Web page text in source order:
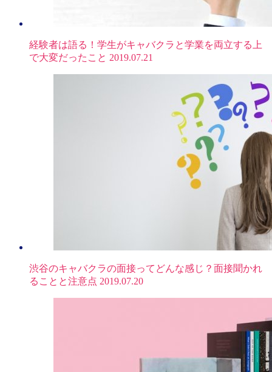
経験者は語る！学生がキャバクラと学業を両立する上
で大変だったこと 2019.07.21
渋谷のキャバクラの面接ってどんな感じ？面接聞かれ
ることと注意点 2019.07.20